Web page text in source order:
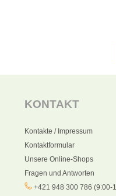
KONTAKT
Kontakte / Impressum
Kontaktformular
Unsere Online-Shops
Fragen und Antworten
+421 948 300 786 (9:00-